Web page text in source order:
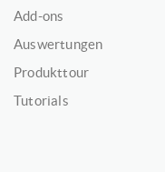
Add-ons
Auswertungen
Produkttour
Tutorials